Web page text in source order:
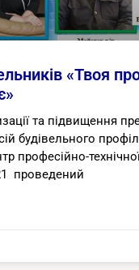
«Твоя
та підвищення
будівельного
професійно-
проведений